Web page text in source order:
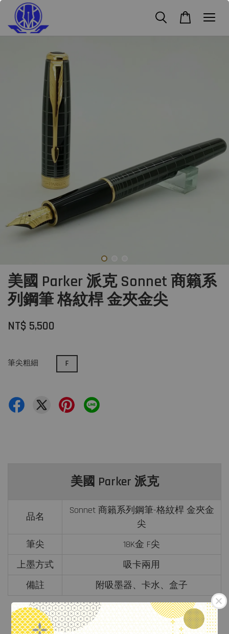
美國 Parker 派克 Sonnet 商籟系
列鋼筆 格紋桿 金夾金尖
NT$ 5,500
筆尖粗細 F
美國 Parker 派克
品名
Sonnet 商籟系列鋼筆-格紋桿 金夾金
尖
筆尖
18K金 F尖
上墨方式
吸卡兩用
備註
附吸墨器、卡水、盒子